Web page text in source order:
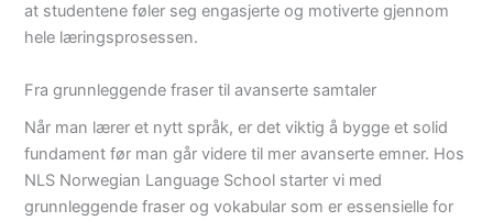
at studentene føler seg engasjerte og motiverte gjennom
hele læringsprosessen.
Fra grunnleggende fraser til avanserte samtaler
Når man lærer et nytt språk, er det viktig å bygge et solid
fundament før man går videre til mer avanserte emner. Hos
NLS Norwegian Language School starter vi med
grunnleggende fraser og vokabular som er essensielle for